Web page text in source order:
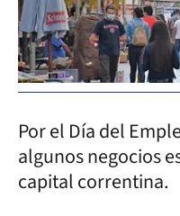
Por el Día del
algunos negocios
capital correntina.